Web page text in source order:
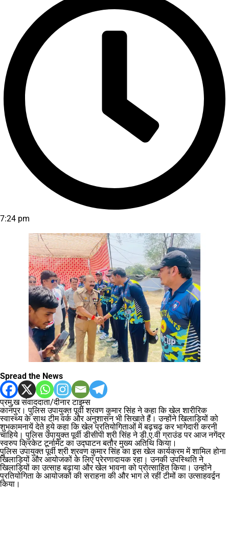
7:24 pm
Spread the News
प्रमु,ख संवाददाता/दीनार टाइम्स
कानपुर। पुलिस उपायुक्त पूर्वी श्रवण कुमार सिंह ने कहा कि ⁠खेल शारीरिक
स्वास्थ्य के साथ टीम वर्क और अनुशासन भी सिखाते हैं। उन्होंने खिलाड़ियों को
शुभकामनायें देते हुये कहा कि खेल प्रतियोगिताओं में बढ़चढ़ कर भागेदारी करनी
चाहिये। पुलिस उपायुक्त पूर्वी डीसीपी श्री सिंह ने डी.ए.वी ग्राउंड पर आज नगेंद्र
स्वरुप क्रिकेट टूर्नामेंट का उद्घाटन बतौर मुख्य अतिथि किया।
पुलिस उपायुक्त पूर्वी श्री श्रवण कुमार सिंह का इस खेल कार्यक्रम में शामिल होना
खिलाड़ियों और आयोजकों के लिए प्रेरणादायक रहा। उनकी उपस्थिति ने
खिलाड़ियों का उत्साह बढ़ाया और खेल भावना को प्रोत्साहित किया। उन्होंने
प्रतियोगिता के आयोजकों की सराहना की और भाग ले रहीं टीमों का उत्साहवर्द्वन
किया।